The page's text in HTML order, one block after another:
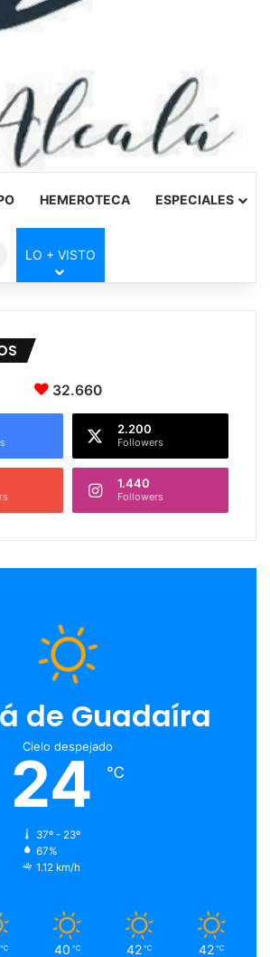
HEMEROTECA ESPECIALES
LO + VISTO
32.660
2.200
Followers
1.440
Followers
de Guadaíra
Cielo despejado
24 ℃
37º - 23º
67%
1.12 km/h
℃ 40 ℃ 42 ℃ 42 ℃